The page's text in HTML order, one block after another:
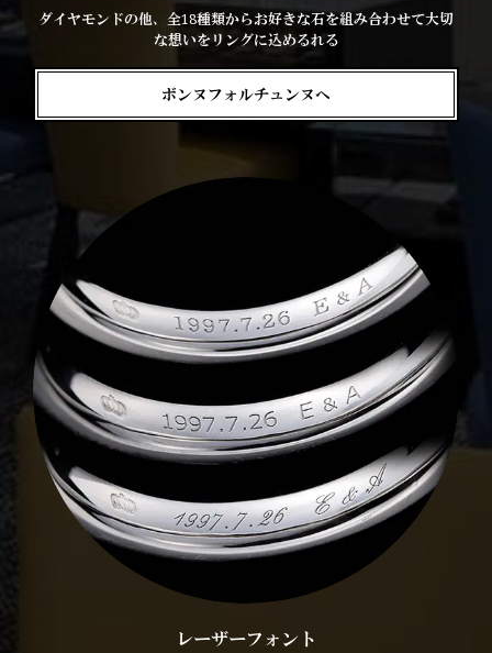
ダイヤモンドの他、全18種類からお好きな石を組み合わせて大切
な想いをリングに込めるれる
ボンヌフォルチュンヌへ
レーザーフォント